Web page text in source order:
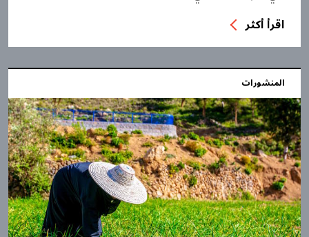
اقرأ أكثر
المنشورات